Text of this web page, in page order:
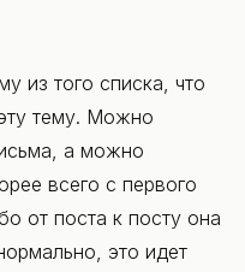
из того списка, что
тему. Можно
а можно
всего с первого
от поста к посту она
это идет